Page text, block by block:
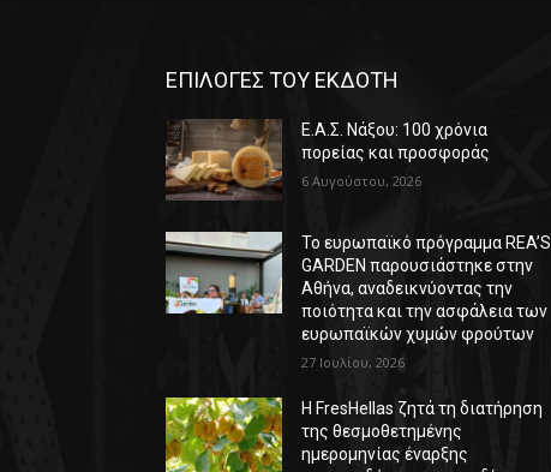
ΕΠΙΛΟΓΕΣ ΤΟΥ ΕΚΔΟΤΗ
Ε.Α.Σ. Νάξου: 100 χρόνια
πορείας και προσφοράς
6 Αυγούστου, 2026
Το ευρωπαϊκό πρόγραμμα REA’S
GARDEN παρουσιάστηκε στην
Αθήνα, αναδεικνύοντας την
ποιότητα και την ασφάλεια των
ευρωπαϊκών χυμών φρούτων
27 Ιουλίου, 2026
Η FresHellas ζητά τη διατήρηση
της θεσμοθετημένης
ημερομηνίας έναρξης